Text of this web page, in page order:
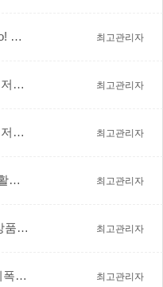
『꿀단지 챗봇 감상평 남기go! 기프티콘 받으러go!』… 최고관리자
부산광역자활센터 (청년내일저축계좌, 희망금융복지지원센터… 최고관리자
부산광역자활센터 (청년내일저축계좌, 희망금융복지지원센터… 최고관리자
[교육안내]「2023년 10월 자활기업 사업보고 작성 … 최고관리자
「2023 추석명절 부산 자활상품 온라인 기획전」실시합… 최고관리자
[교육안내]「자활사례관리 비폭력(NVC) 대화 '갈등을… 최고관리자